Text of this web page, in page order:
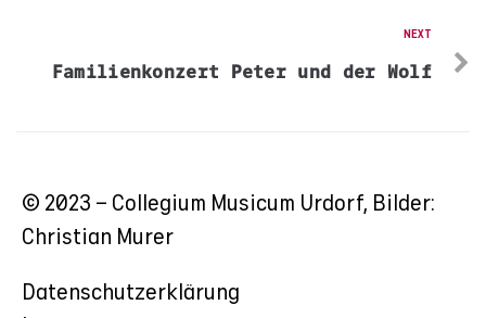
NEXT
Familienkonzert Peter und der Wolf
© 2023 – Collegium Musicum Urdorf, Bilder:
Christian Murer
Datenschutzerklärung